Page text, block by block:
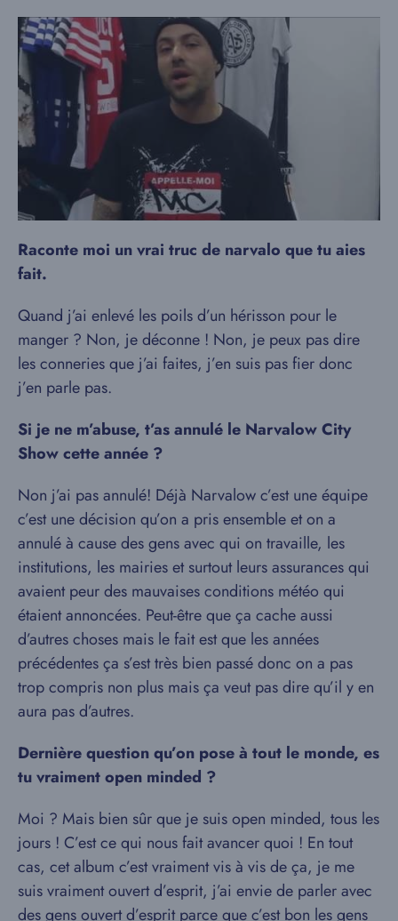
Raconte moi un vrai truc de narvalo que tu aies
fait.
Quand j’ai enlevé les poils d’un hérisson pour le
manger ? Non, je déconne ! Non, je peux pas dire
les conneries que j’ai faites, j’en suis pas fier donc
j’en parle pas.
Si je ne m’abuse, t’as annulé le Narvalow City
Show cette année ?
Non j’ai pas annulé! Déjà Narvalow c’est une équipe
c’est une décision qu’on a pris ensemble et on a
annulé à cause des gens avec qui on travaille, les
institutions, les mairies et surtout leurs assurances qui
avaient peur des mauvaises conditions météo qui
étaient annoncées. Peut-être que ça cache aussi
d’autres choses mais le fait est que les années
précédentes ça s’est très bien passé donc on a pas
trop compris non plus mais ça veut pas dire qu’il y en
aura pas d’autres.
Dernière question qu’on pose à tout le monde, es
tu vraiment open minded ?
Moi ? Mais bien sûr que je suis open minded, tous les
jours ! C’est ce qui nous fait avancer quoi ! En tout
cas, cet album c’est vraiment vis à vis de ça, je me
suis vraiment ouvert d’esprit, j’ai envie de parler avec
des gens ouvert d’esprit parce que c’est bon les gens